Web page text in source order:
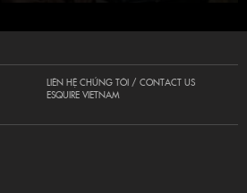
LIÊN HỆ CHÚNG TÔI / CONTACT US
ESQUIRE VIETNAM